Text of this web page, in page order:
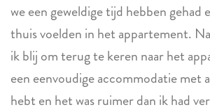
we een geweldige tijd hebben gehad
thuis voelden in het appartement.
ik blij om terug te keren naar het
een eenvoudige accommodatie met
hebt en het was ruimer dan ik had